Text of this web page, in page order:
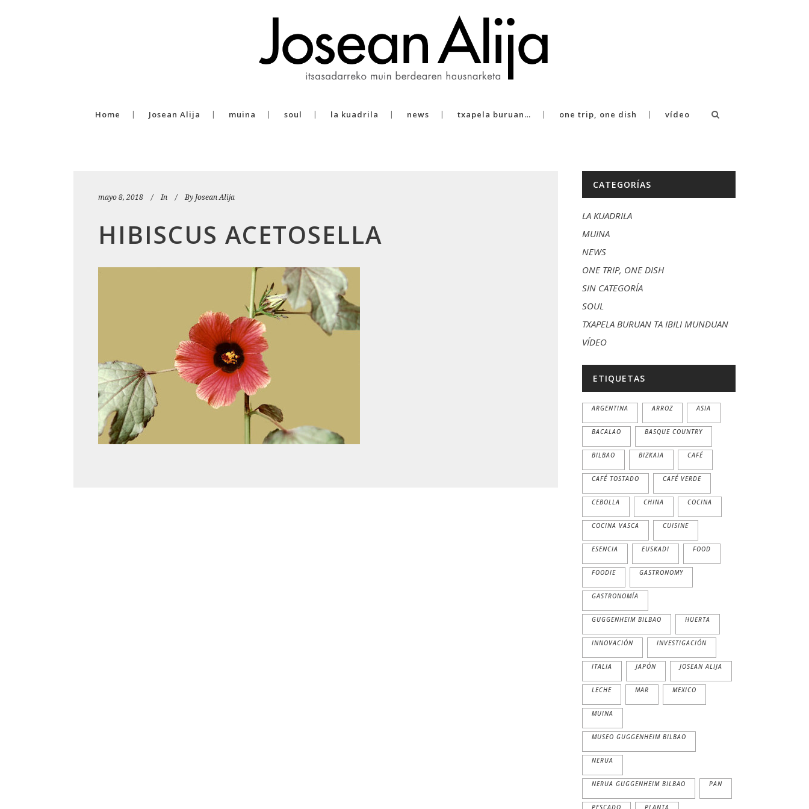
Home Josean Alija muina soul la kuadrila news txapela buruan… one trip, one dish vídeo
mayo 8, 2018 In By Josean Alija
HIBISCUS ACETOSELLA
CATEGORÍAS
LA KUADRILA
MUINA
NEWS
ONE TRIP, ONE DISH
SIN CATEGORÍA
SOUL
TXAPELA BURUAN TA IBILI MUNDUAN
VÍDEO
ETIQUETAS
ARGENTINA ARROZ ASIA
BACALAO BASQUE COUNTRY
BILBAO BIZKAIA CAFÉ
CAFÉ TOSTADO CAFÉ VERDE
CEBOLLA CHINA COCINA
COCINA VASCA CUISINE
ESENCIA EUSKADI FOOD
FOODIE GASTRONOMY
GASTRONOMÍA
GUGGENHEIM BILBAO HUERTA
INNOVACIÓN INVESTIGACIÓN
ITALIA JAPÓN JOSEAN ALIJA
LECHE MAR MEXICO
MUINA
MUSEO GUGGENHEIM BILBAO
NERUA
NERUA GUGGENHEIM BILBAO PAN
PESCADO PLANTA